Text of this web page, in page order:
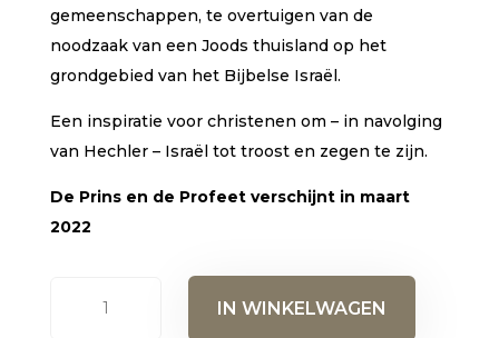
gemeenschappen, te overtuigen van de
noodzaak van een Joods thuisland op het
grondgebied van het Bijbelse Israël.
Een inspiratie voor christenen om – in navolging
van Hechler – Israël tot troost en zegen te zijn.
De Prins en de Profeet verschijnt in maart
2022
IN WINKELWAGEN